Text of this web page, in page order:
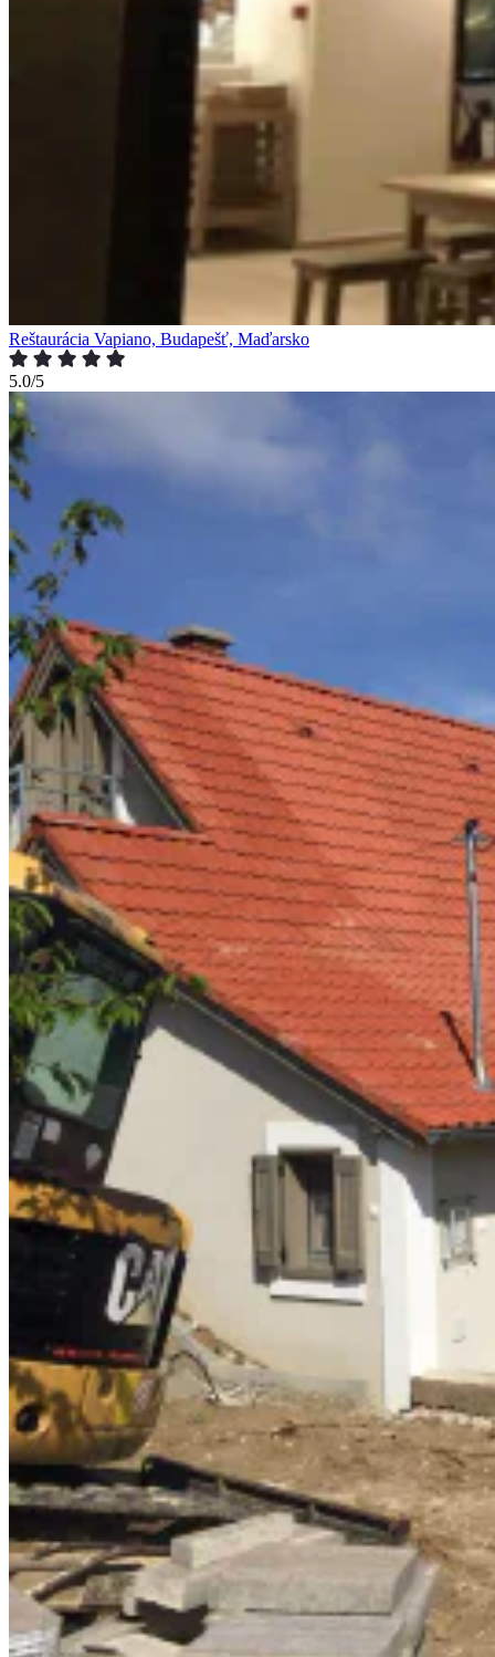
Reštaurácia Vapiano, Budapešť, Maďarsko
5.0/5